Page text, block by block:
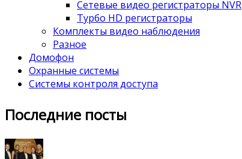
Сетевые видео регистраторы NVR
Турбо HD регистраторы
Комплекты видео наблюдения
Разное
Домофон
Охранные системы
Системы контроля доступа
Последние посты